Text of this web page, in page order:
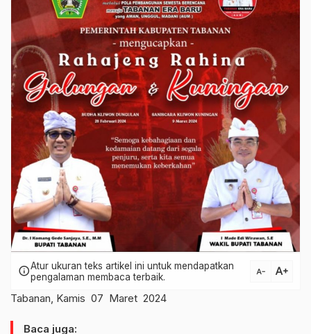
infoAtur ukuran teks artikel ini untuk mendapatkan
pengalaman membaca terbaik.
text_decrease text_increase
Tabanan, Kamis 07 Maret 2024
Baca juga: